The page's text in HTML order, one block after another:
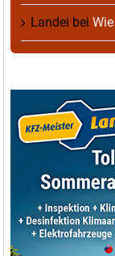
Landei bei